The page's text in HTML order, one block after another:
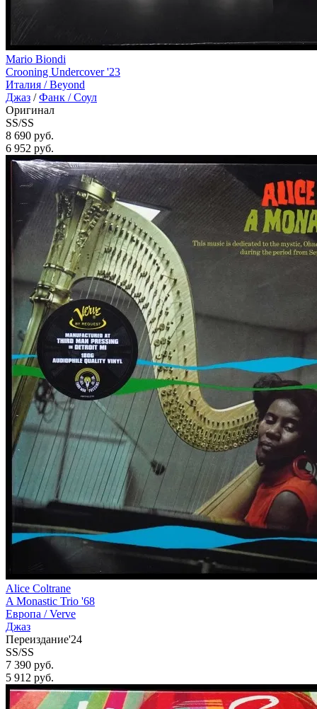
Mario Biondi
Crooning Undercover '23
Италия /Beyond
Джаз /Фанк / Соул
Оригинал
SS/SS
8 690 руб.
6 952 руб.
Alice Coltrane
A Monastic Trio '68
Европа /Verve
Джаз
Переиздание'24
SS/SS
7 390 руб.
5 912 руб.